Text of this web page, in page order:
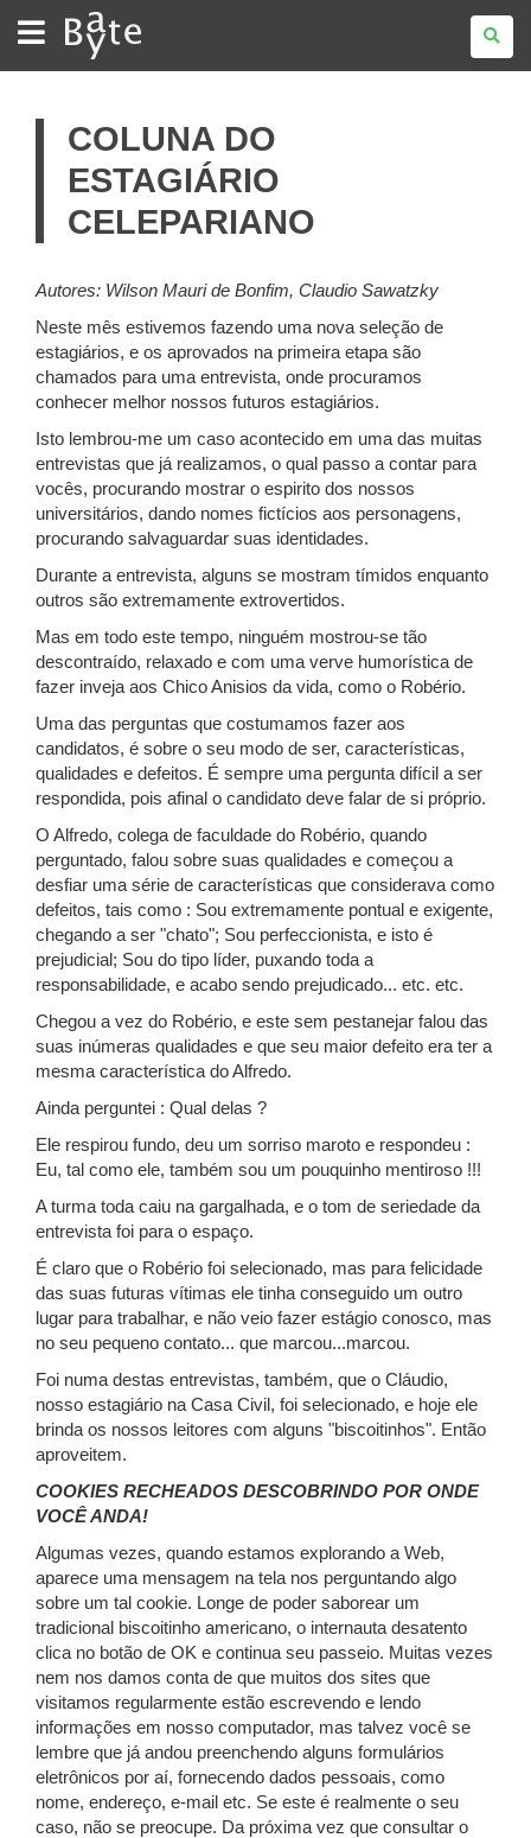
BATE
BYTE
COLUNA DO
ESTAGIÁRIO
CELEPARIANO
Autores: Wilson Mauri de Bonfim, Claudio Sawatzky
Neste mês estivemos fazendo uma nova seleção de
estagiários, e os aprovados na primeira etapa são
chamados para uma entrevista, onde procuramos
conhecer melhor nossos futuros estagiários.
Isto lembrou-me um caso acontecido em uma das muitas
entrevistas que já realizamos, o qual passo a contar para
vocês, procurando mostrar o espirito dos nossos
universitários, dando nomes fictícios aos personagens,
procurando salvaguardar suas identidades.
Durante a entrevista, alguns se mostram tímidos enquanto
outros são extremamente extrovertidos.
Mas em todo este tempo, ninguém mostrou-se tão
descontraído, relaxado e com uma verve humorística de
fazer inveja aos Chico Anisios da vida, como o Robério.
Uma das perguntas que costumamos fazer aos
candidatos, é sobre o seu modo de ser, características,
qualidades e defeitos. É sempre uma pergunta difícil a ser
respondida, pois afinal o candidato deve falar de si próprio.
O Alfredo, colega de faculdade do Robério, quando
perguntado, falou sobre suas qualidades e começou a
desfiar uma série de características que considerava como
defeitos, tais como : Sou extremamente pontual e exigente,
chegando a ser "chato"; Sou perfeccionista, e isto é
prejudicial; Sou do tipo líder, puxando toda a
responsabilidade, e acabo sendo prejudicado... etc. etc.
Chegou a vez do Robério, e este sem pestanejar falou das
suas inúmeras qualidades e que seu maior defeito era ter a
mesma característica do Alfredo.
Ainda perguntei : Qual delas ?
Ele respirou fundo, deu um sorriso maroto e respondeu :
Eu, tal como ele, também sou um pouquinho mentiroso !!!
A turma toda caiu na gargalhada, e o tom de seriedade da
entrevista foi para o espaço.
É claro que o Robério foi selecionado, mas para felicidade
das suas futuras vítimas ele tinha conseguido um outro
lugar para trabalhar, e não veio fazer estágio conosco, mas
no seu pequeno contato... que marcou...marcou.
Foi numa destas entrevistas, também, que o Cláudio,
nosso estagiário na Casa Civil, foi selecionado, e hoje ele
brinda os nossos leitores com alguns "biscoitinhos". Então
aproveitem.
COOKIES RECHEADOS DESCOBRINDO POR ONDE
VOCÊ ANDA!
Algumas vezes, quando estamos explorando a Web,
aparece uma mensagem na tela nos perguntando algo
sobre um tal cookie. Longe de poder saborear um
tradicional biscoitinho americano, o internauta desatento
clica no botão de OK e continua seu passeio. Muitas vezes
nem nos damos conta de que muitos dos sites que
visitamos regularmente estão escrevendo e lendo
informações em nosso computador, mas talvez você se
lembre que já andou preenchendo alguns formulários
eletrônicos por aí, fornecendo dados pessoais, como
nome, endereço, e-mail etc. Se este é realmente o seu
caso, não se preocupe. Da próxima vez que consultar o